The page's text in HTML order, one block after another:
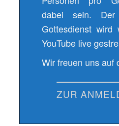
dabei sein.
Gottesdienst wird
YouTube live
Wir freuen uns auf
ZUR